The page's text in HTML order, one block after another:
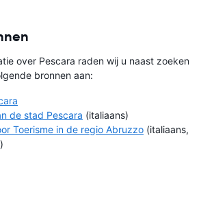
over Pescara raden wij u naast zoeken
bronnen aan:
de stad Pescara (italiaans)
Toerisme in de regio Abruzzo (italiaans,